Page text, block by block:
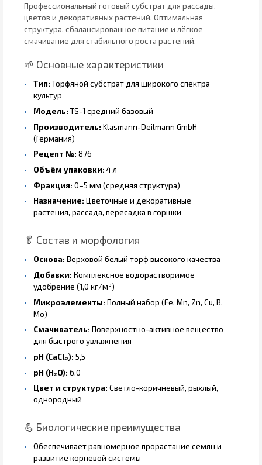
Профессиональный готовый субстрат для рассады,
цветов и декоративных растений. Оптимальная
структура, сбалансированное питание и лёгкое
смачивание для стабильного роста растений.
🌱 Основные характеристики
Тип:Торфяной субстрат для широкого спектра
культур
Модель:TS-1 средний базовый
Производитель: Klasmann-Deilmann GmbH
(Германия)
Рецепт №: 876
Объём упаковки: 4 л
Фракция: 0–5 мм (средняя структура)
Назначение: Цветочные и декоративные
растения, рассада, пересадка в горшки
🥬 Состав и морфология
Основа: Верховой белый торф высокого качества
Добавки: Комплексное водорастворимое
удобрение (1,0 кг/м³)
Микроэлементы: Полный набор (Fe, Mn, Zn, Cu, B,
Mo)
Смачиватель: Поверхностно-активное вещество
для быстрого увлажнения
pH (CaCl₂): 5,5
pH (H₂O): 6,0
Цвет и структура: Светло-коричневый, рыхлый,
однородный
💪 Биологические преимущества
Обеспечивает равномерное прорастание семян и
развитие корневой системы